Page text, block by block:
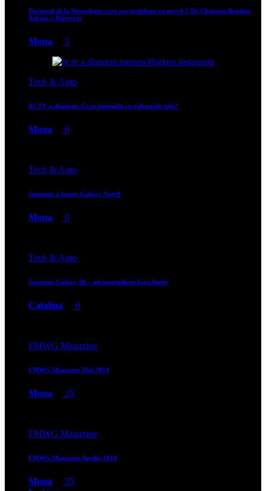
Doctorul de la Neurologie care are probleme cu nervii // Dr Clujeanu Bogdan-
Adrian // Hipocrat
Mona 5
Tech & Auto
IG TV a dispărut. Ce se întâmplă cu videourile tale?
Mona 0
Tech & Auto
Samsung a lansat Galaxy Note8
Mona 0
Tech & Auto
Samsung Galaxy S8 – un smartphone fara limite
Catalina 0
FMWG Magazine
FMWG Magazine Mai 2014
Mona 25
FMWG Magazine
FMWG Magazine Aprilie 2014
Mona 35